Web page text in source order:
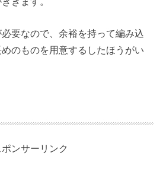
要なので、余裕を持って編み込
のものを用意するしたほうがい
ポンサーリンク